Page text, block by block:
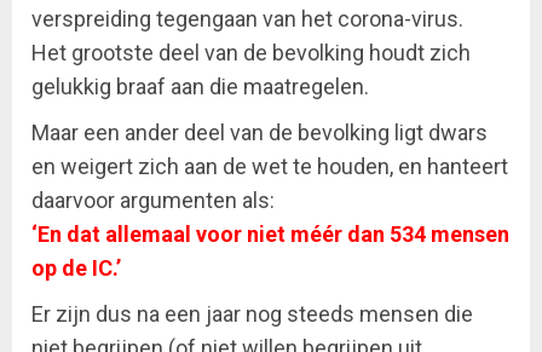
verspreiding tegengaan van het corona-virus.
Het grootste deel van de bevolking houdt zich
gelukkig braaf aan die maatregelen.
Maar een ander deel van de bevolking ligt dwars
en weigert zich aan de wet te houden, en hanteert
daarvoor argumenten als:
‘En dat allemaal voor niet méér dan 534 mensen
op de IC.’
Er zijn dus na een jaar nog steeds mensen die